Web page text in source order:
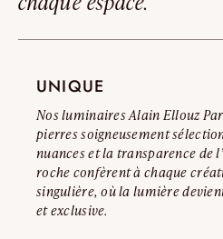
Lire l’avertissement complet
UNIQUE
Nos luminaires Alain Ellouz
pierres soigneusement
nuances et la transparence de
roche confèrent à chaque
singulière, où la lumière
et exclusive.